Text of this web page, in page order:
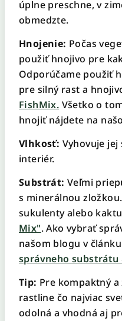
úplne preschne, v
obmedzte.
Hnojenie: Počas
použiť hnojivo pre
Odporúčame použiť
pre silný rast a
FishMix. Všetko o
hnojiť nájdete na
Vlhkosť: Vyhovuje
interiér.
Substrát: Veľmi
s minerálnou
sukulenty alebo
Mix". Ako vybrať
našom blogu v
správneho substrátu
Tip: Pre kompaktný
rastline čo najviac
odolná a vhodná aj